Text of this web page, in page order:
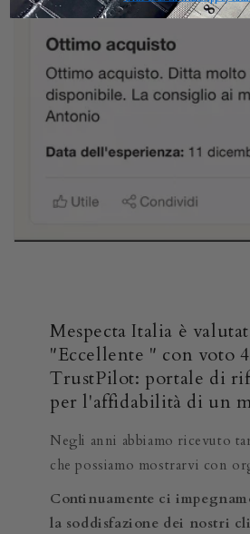
Mespecta Italia è
"Eccellente " con voto
TrustPilot: portale di
per l'affidabilità di un
Negli anni abbiamo ricevuto
che possiamo mostrarvi con
Continuamente ci
la soddisfazione dei nostri